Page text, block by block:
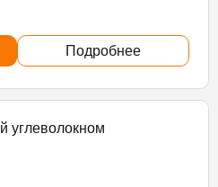
Подробнее